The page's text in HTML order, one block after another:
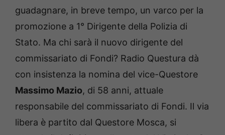
guadagnare, in breve tempo, un varco per la
promozione a 1° Dirigente della Polizia di
Stato. Ma chi sarà il nuovo dirigente del
commissariato di Fondi? Radio Questura dà
con insistenza la nomina del vice-Questore
Massimo Mazio, di 58 anni, attuale
responsabile del commissariato di Fondi. Il via
libera è partito dal Questore Mosca, si